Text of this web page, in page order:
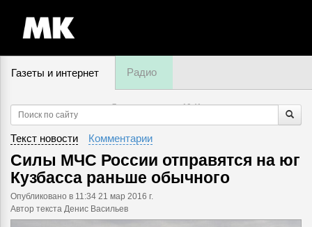
Газеты и интернет Радио
7 августа, пятница,16:41
Текст новости Комментарии
Силы МЧС России отправятся на юг
Кузбасса раньше обычного
Опубликовано в 11:34 21 мар 2016 г.
Автор текста Денис Васильев